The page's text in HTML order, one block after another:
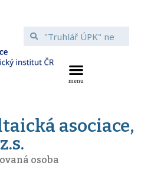
asociace,
z.s.
osoba